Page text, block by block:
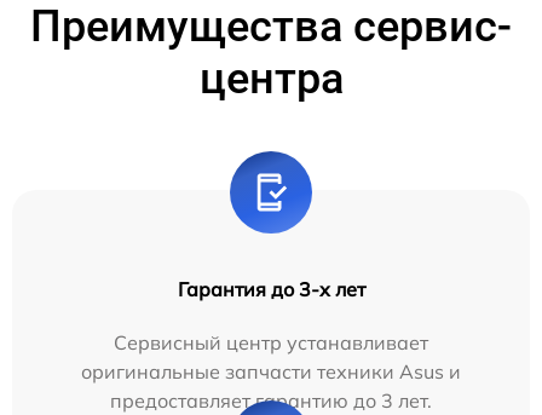
Преимущества сервис-
центра
Гарантия до 3-х лет
Сервисный центр устанавливает
оригинальные запчасти техники Asus и
предоставляет гарантию до 3 лет.